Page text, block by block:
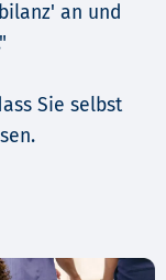
an und
Sie selbst